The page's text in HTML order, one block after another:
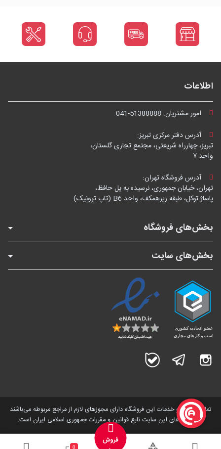
اطلاعات
امور مشتریان: 041-51388888
آدرس دفتر مرکزی تبریز:
تبریز، چهارراه شریعتی، مجتمع تجاری گلستان،
واحد ۷
آدرس فروشگاه تهران:
تهران، خیابان جمهوری، نرسیده به پل حافظ،
پاساژ توکل، طبقه زیرهمکف، واحد B6 (تاپ ترونیک)
بخش‌های فروشگاه
بخش‌های سایت
اینستاگرام تلگرام
تمامی کالاها و خدمات این فروشگاه دارای مجوز‌های لازم از مراجع مربوطه می‌باشند
و فعالیت های این سایت تابع قوانین و مقررات جمهوری اسلامی ایران است.
فروش
0